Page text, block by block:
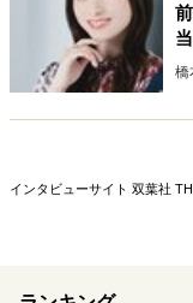
橋
インタビューサイト 双葉社